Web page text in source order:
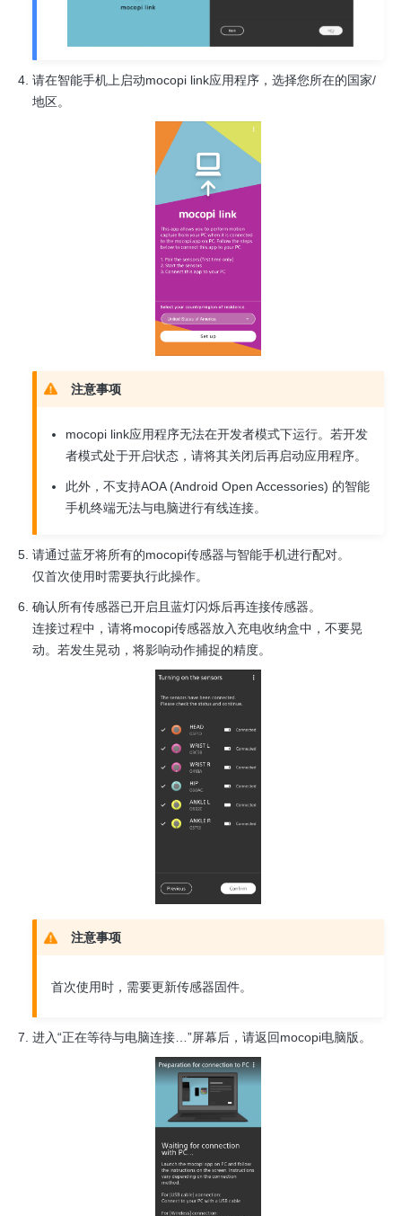
请在智能手机上启动mocopi link应用程序，选择您所在的国家/
地区。
注意事项
mocopi link应用程序无法在开发者模式下运行。若开发
者模式处于开启状态，请将其关闭后再启动应用程序。
此外，不支持AOA (Android Open Accessories) 的智能
手机终端无法与电脑进行有线连接。
请通过蓝牙将所有的mocopi传感器与智能手机进行配对。
仅首次使用时需要执行此操作。
确认所有传感器已开启且蓝灯闪烁后再连接传感器。
连接过程中，请将mocopi传感器放入充电收纳盒中，不要晃
动。若发生晃动，将影响动作捕捉的精度。
注意事项
首次使用时，需要更新传感器固件。
进入“正在等待与电脑连接…”屏幕后，请返回mocopi电脑版。